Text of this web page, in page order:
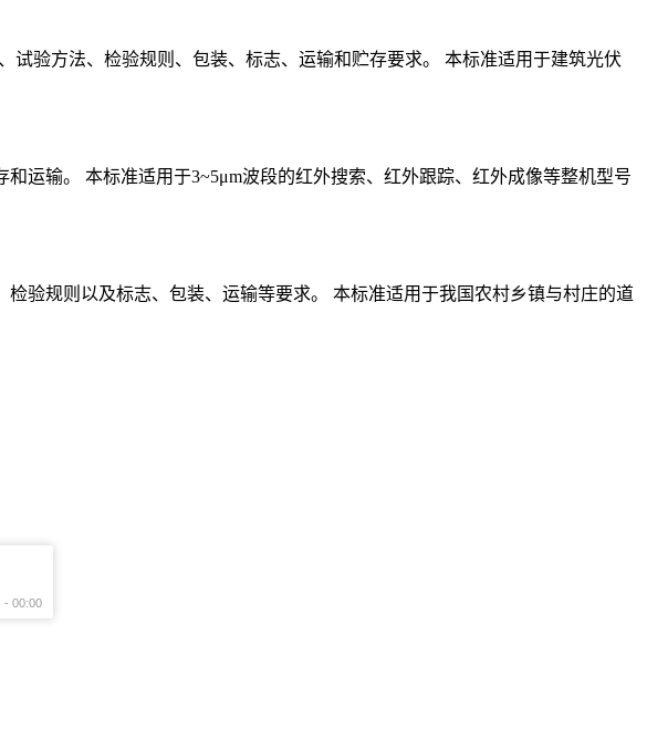
验方法、检验规则、包装、标志、运输和贮存要求。 本标准适用于建筑光伏
运输。 本标准适用于3~5μm波段的红外搜索、红外跟踪、红外成像等整机型号
验规则以及标志、包装、运输等要求。 本标准适用于我国农村乡镇与村庄的道